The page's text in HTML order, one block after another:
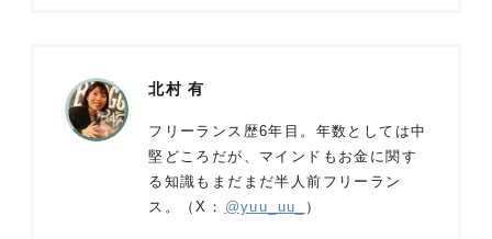
北村 有
フリーランス歴6年目。年数としては中
堅どころだが、マインドもお金に関す
る知識もまだまだ半人前フリーラン
ス。（X： @yuu_uu_ ）